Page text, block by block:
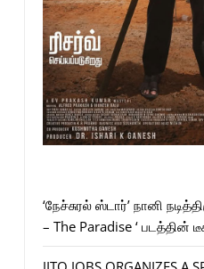
‘நேச்சுரல் ஸ்டார்’ நானி
– The Paradise ‘ படத்தின்